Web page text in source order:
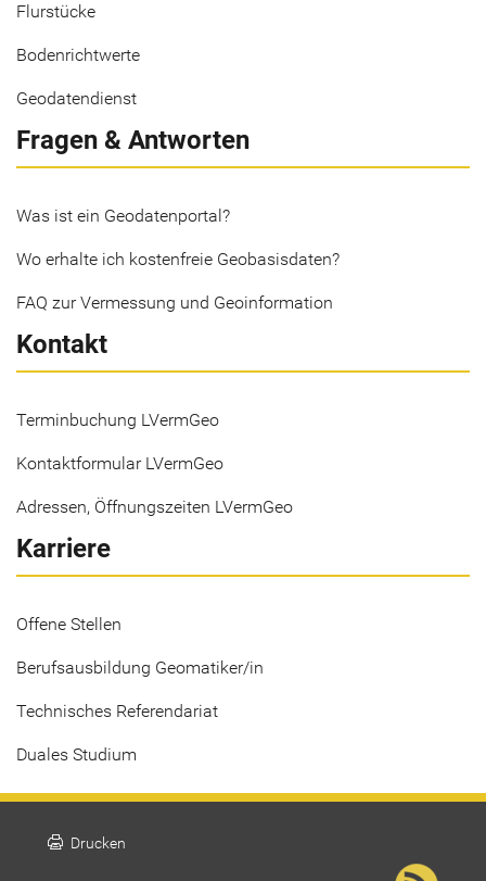
Flurstücke
Bodenrichtwerte
Geodatendienst
Fragen & Antworten
Was ist ein Geodatenportal?
Wo erhalte ich kostenfreie Geobasisdaten?
FAQ zur Vermessung und Geoinformation
Kontakt
Terminbuchung LVermGeo
Kontaktformular LVermGeo
Adressen, Öffnungszeiten LVermGeo
Karriere
Offene Stellen
Berufsausbildung Geomatiker/in
Technisches Referendariat
Duales Studium
print Drucken